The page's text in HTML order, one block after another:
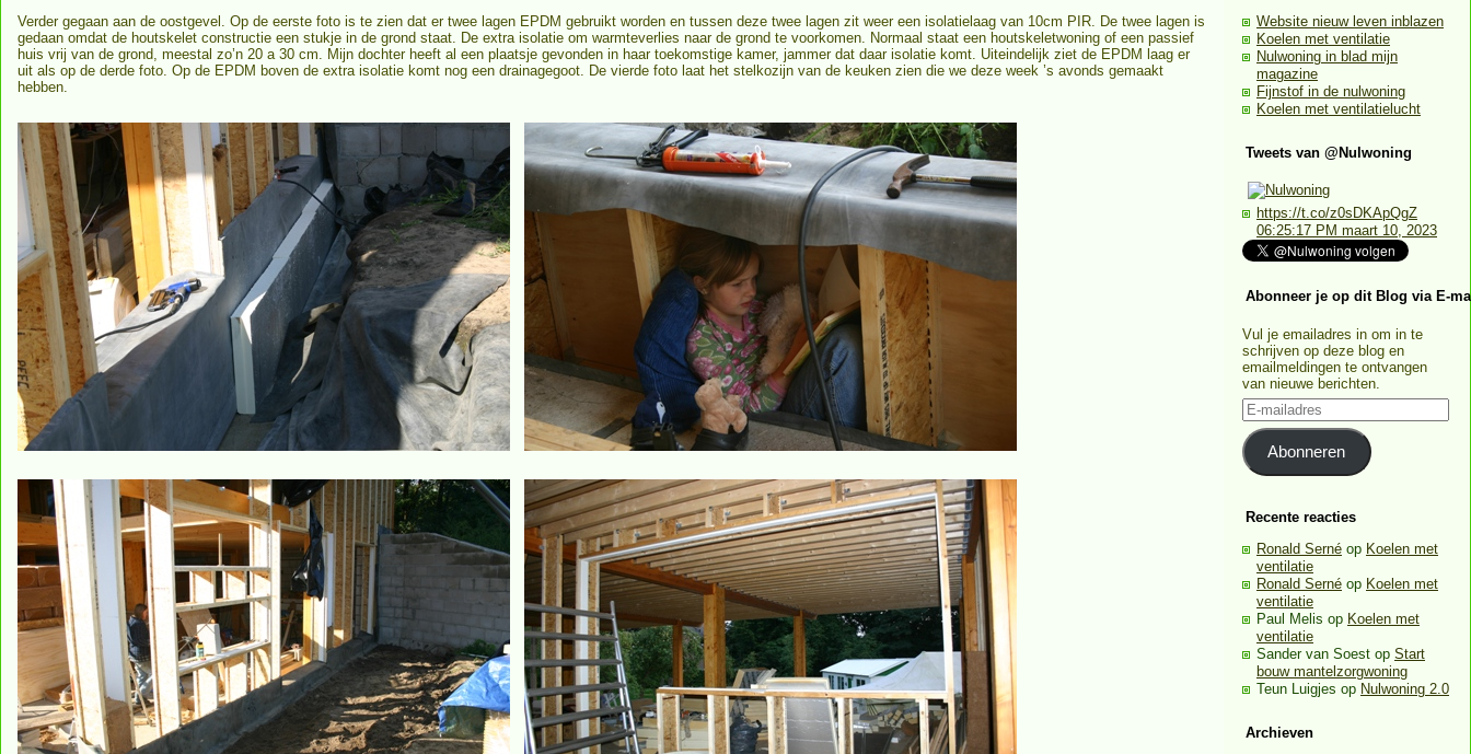
Verder gegaan aan de oostgevel. Op de eerste foto is te zien dat er twee lagen EPDM gebruikt worden en tussen deze twee lagen zit weer een isolatielaag van 10cm PIR. De twee lagen is
gedaan omdat de houtskelet constructie een stukje in de grond staat. De extra isolatie om warmteverlies naar de grond te voorkomen. Normaal staat een houtskeletwoning of een passief
huis vrij van de grond, meestal zo’n 20 a 30 cm. Mijn dochter heeft al een plaatsje gevonden in haar toekomstige kamer, jammer dat daar isolatie komt. Uiteindelijk ziet de EPDM laag er
uit als op de derde foto. Op de EPDM boven de extra isolatie komt nog een drainagegoot. De vierde foto laat het stelkozijn van de keuken zien die we deze week ’s avonds gemaakt
hebben.
Website nieuw leven inblazen
Koelen met ventilatie
Nulwoning in blad mijn
magazine
Fijnstof in de nulwoning
Koelen met ventilatielucht
Tweets van @Nulwoning
https://t.co/z0sDKApQgZ
06:25:17 PM maart 10, 2023
Abonneer je op dit Blog via E-
Vul je emailadres in om in te
schrijven op deze blog en
emailmeldingen te ontvangen
van nieuwe berichten.
E-
mailadres
Abonneren
Recente reacties
Ronald Serné op Koelen met
ventilatie
Ronald Serné op Koelen met
ventilatie
Paul Melis op Koelen met
ventilatie
Sander van Soest op Start
bouw mantelzorgwoning
Teun Luigjes op Nulwoning 2.0
Archieven